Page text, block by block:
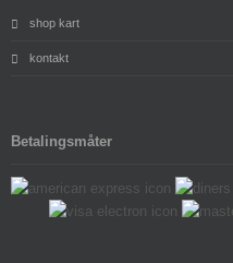
shop kart
kontakt
Betalingsmåter